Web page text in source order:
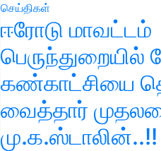
செய்திகள்
ஈரோடு மாவட்டம்
கண்காட்சியை
வைத்தார்
மு.க.ஸ்டாலின்..!!